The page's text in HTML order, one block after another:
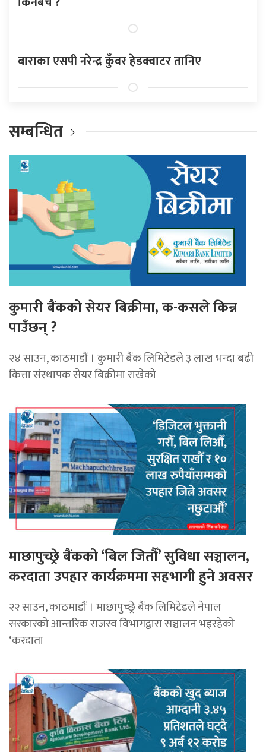
बाराका एसपी नरेन्द्र कुँवर हेडक्वाटर तानिए
सम्बन्धित
कुमारी बैंकको सेयर बिक्रीमा, क-कसले किन्न
पाउँछन् ?
२४ साउन, काठमाडौं । कुमारी बैंक लिमिटेडले ३ लाख भन्दा बढी
कित्ता संस्थापक सेयर बिक्रीमा राखेको
माछापुच्छ्रे बैंकको ‘बिल जितौँ’ सुविधा सञ्चालन,
करदाता उपहार कार्यक्रममा सहभागी हुने अवसर
२२ साउन, काठमाडाैं । माछापुच्छ्रे बैंक लिमिटेडले नेपाल
सरकारको आन्तरिक राजस्व विभागद्वारा सञ्चालन भइरहेको
‘करदाता